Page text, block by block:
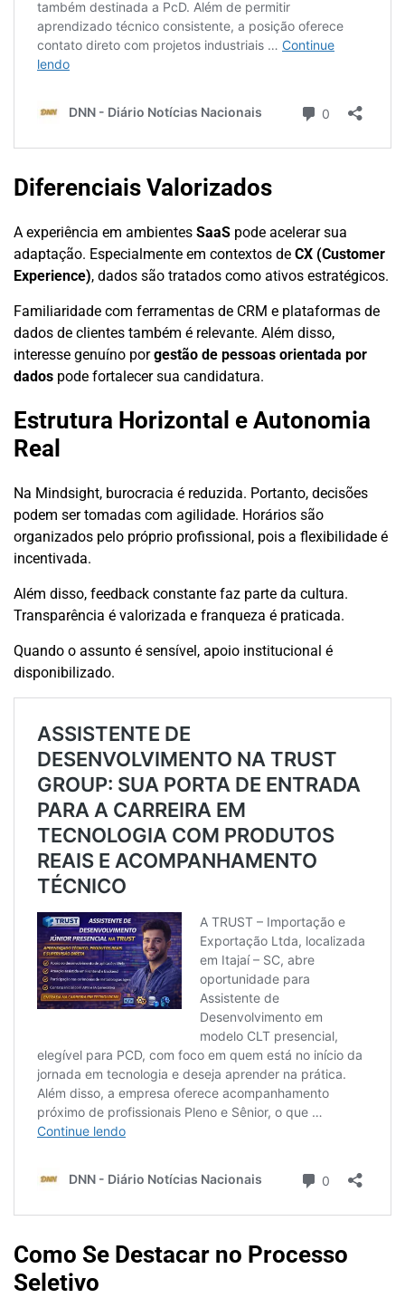
Diferenciais Valorizados
A experiência em ambientes SaaS pode acelerar sua
adaptação. Especialmente em contextos de CX (Customer
Experience), dados são tratados como ativos estratégicos.
Familiaridade com ferramentas de CRM e plataformas de
dados de clientes também é relevante. Além disso,
interesse genuíno porgestão de pessoas orientada por
dados pode fortalecer sua candidatura.
Estrutura Horizontal e Autonomia
Real
Na Mindsight, burocracia é reduzida. Portanto, decisões
podem ser tomadas com agilidade. Horários são
organizados pelo próprio profissional, pois a flexibilidade é
incentivada.
Além disso, feedback constante faz parte da cultura.
Transparência é valorizada e franqueza é praticada.
Quando o assunto é sensível, apoio institucional é
disponibilizado.
Como Se Destacar no Processo
Seletivo